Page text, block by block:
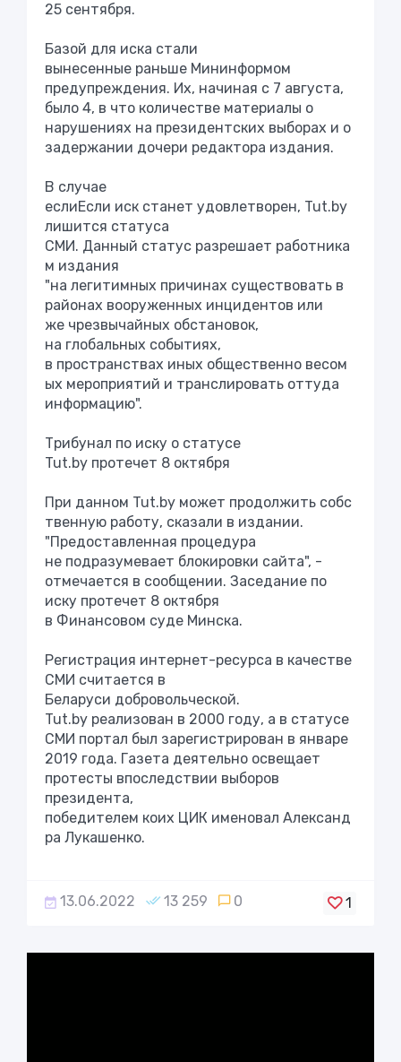
25 сентября.
Базой для иска стали
вынесенные раньше Мининформом
предупреждения. Их, начиная с 7 августа,
было 4, в что количестве материалы о
нарушениях на президентских выборах и о
задержании дочери редактора издания.
В случае
еслиЕсли иск станет удовлетворен, Tut.by
лишится статуса
СМИ. Данный статус разрешает работника
м издания
"на легитимных причинах существовать в
районах вооруженных инцидентов или
же чрезвычайных обстановок,
на глобальных событиях,
в пространствах иных общественно весом
ых мероприятий и транслировать оттуда
информацию".
Трибунал по иску о статусе
Tut.by протечет 8 октября
При данном Tut.by может продолжить собс
твенную работу, сказали в издании.
"Предоставленная процедура
не подразумевает блокировки сайта", -
отмечается в сообщении. Заседание по
иску протечет 8 октября
в Финансовом суде Минска.
Регистрация интернет-ресурса в качестве
СМИ считается в
Беларуси добровольческой.
Tut.by реализован в 2000 году, а в статусе
СМИ портал был зарегистрирован в январе
2019 года. Газета деятельно освещает
протесты впоследствии выборов
президента,
победителем коих ЦИК именовал Александ
ра Лукашенко.
13.06.2022 13 259 0 1